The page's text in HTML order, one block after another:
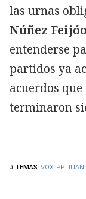
VOX PP JUAN
las urnas
Núñez
entenderse
partidos ya
acuerdos
terminaron